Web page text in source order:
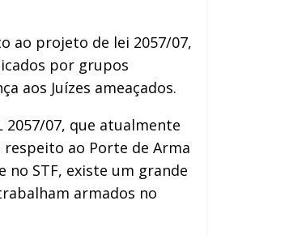
ao projeto de lei 2057/07,
por grupos
aos Juízes ameaçados.
07, que atualmente
ao Porte de Arma
no STF, existe um grande
armados no